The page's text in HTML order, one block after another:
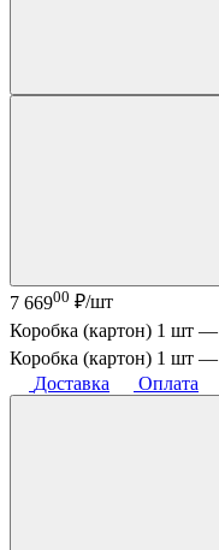
7 66900 ₽/шт
Коробка (картон) 1 шт —
Коробка (картон) 1 шт —
Доставка
Оплата